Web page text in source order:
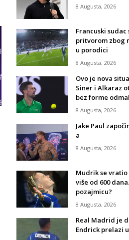
8 Augusta, 2026
Francuski sudac
pritvorom zbog
u porodici
8 Augusta, 2026
Ovo je nova
Siner i Alkaraz
bez forme
8 Augusta, 2026
Jake Paul
a
8 Augusta, 2026
Mudrik se
više od 600
pozajmicu?
8 Augusta, 2026
Real Madrid je
Endrick prelazi